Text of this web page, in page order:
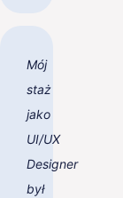
Mój
staż
jako
UI/UX
Designer
był